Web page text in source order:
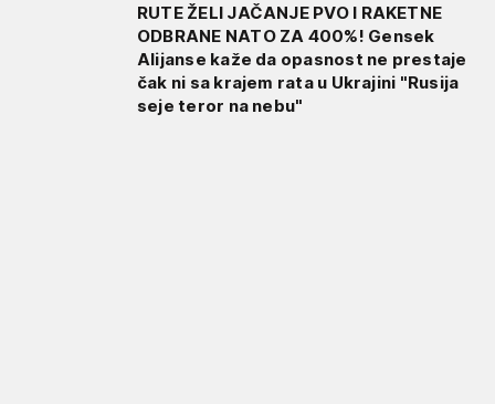
RUTE ŽELI JAČANJE PVO I RAKETNE
ODBRANE NATO ZA 400%! Gensek
Alijanse kaže da opasnost ne prestaje
čak ni sa krajem rata u Ukrajini "Rusija
seje teror na nebu"